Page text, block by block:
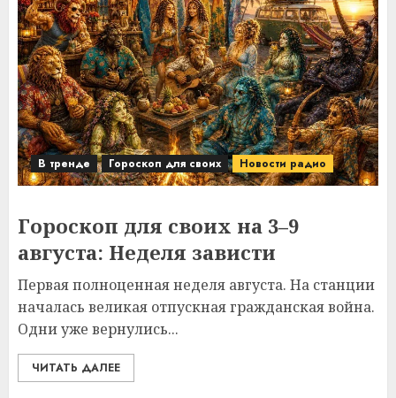
В тренде Гороскоп для своих Новости радио
Гороскоп для своих на 3–9
августа: Неделя зависти
Первая полноценная неделя августа. На станции
началась великая отпускная гражданская война.
Одни уже вернулись...
ЧИТАТЬ ДАЛЕЕ